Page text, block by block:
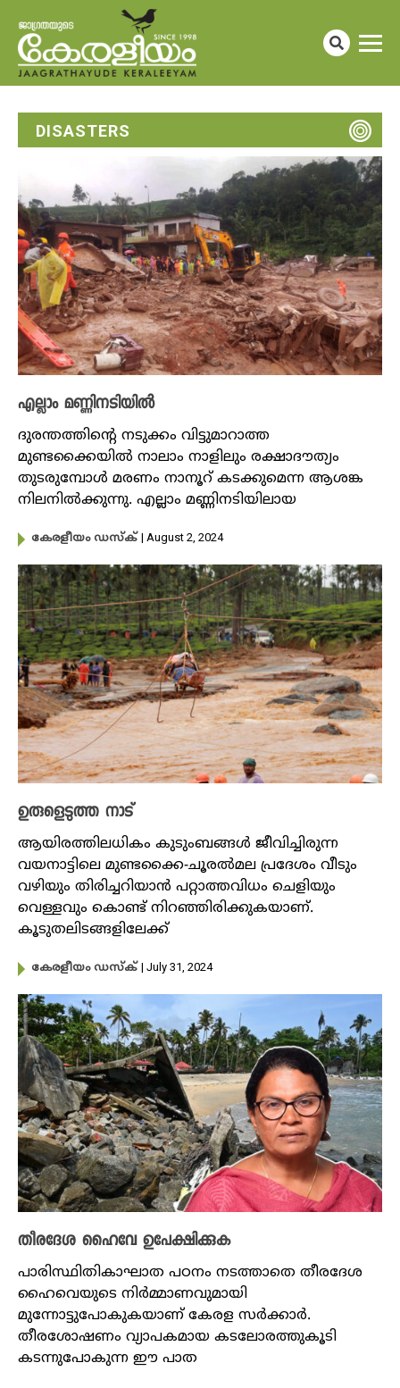
DISASTERS
എല്ലാം മണ്ണിനടിയിൽ
ദുരന്തത്തിന്റെ നടുക്കം വിട്ടുമാറാത്ത
മുണ്ടക്കൈയിൽ നാലാം നാളിലും രക്ഷാദൗത്യം
തുടരുമ്പോൾ മരണം നാനൂറ് കടക്കുമെന്ന ആശങ്ക
നിലനിൽക്കുന്നു. എല്ലാം മണ്ണിനടിയിലായ
കേരളീയം ഡസ്ക് | August 2, 2024
ഉരുളെടുത്ത നാട്
ആയിരത്തിലധികം കുടുംബങ്ങൾ ജീവിച്ചിരുന്ന
വയനാട്ടിലെ മുണ്ടക്കൈ-ചൂരൽമല പ്രദേശം വീടും
വഴിയും തിരിച്ചറിയാൻ പറ്റാത്തവിധം ചെളിയും
വെള്ളവും കൊണ്ട് നിറഞ്ഞിരിക്കുകയാണ്.
കൂടുതലിടങ്ങളിലേക്ക്
കേരളീയം ഡസ്ക് | July 31, 2024
തീരദേശ ഹൈവേ ഉപേക്ഷിക്കുക
പാരിസ്ഥിതികാഘാത പഠനം നടത്താതെ തീരദേശ
ഹൈവെയുടെ നിർമ്മാണവുമായി
മുന്നോട്ടുപോകുകയാണ് കേരള സർക്കാർ.
തീരശോഷണം വ്യാപകമായ കടലോരത്തുകൂടി
കടന്നുപോകുന്ന ഈ പാത